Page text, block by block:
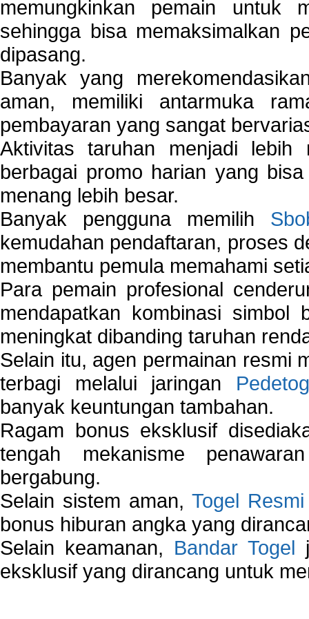
memungkinkan pemain untuk
sehingga bisa memaksimalkan
dipasang.
Banyak yang
aman, memiliki antarmuka
pembayaran yang sangat
Aktivitas taruhan menjadi
berbagai promo harian yang
menang lebih besar.
Banyak pengguna memilih
kemudahan pendaftaran, proses
membantu pemula memahami
Para pemain profesional
mendapatkan kombinasi
meningkat dibanding taruhan
Selain itu, agen permainan resmi
terbagi melalui jaringan
banyak keuntungan tambahan.
Ragam bonus eksklusif
tengah mekanisme
bergabung.
Selain sistem aman, Togel Resmi
bonus hiburan angka yang
Selain keamanan, Bandar Togel
eksklusif yang dirancang untuk